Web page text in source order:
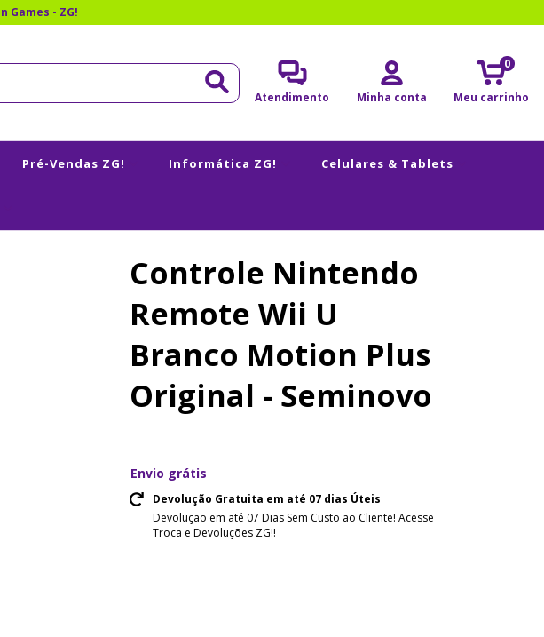
Games - ZG!
Atendimento Minha conta Meu carrinho
0
Pré-Vendas ZG! Informática ZG! Celulares & Tablets
Controle Nintendo
Remote Wii U
Branco Motion Plus
Original - Seminovo
Envio grátis
Devolução Gratuita em até 07 dias Úteis
Devolução em até 07 Dias Sem Custo ao Cliente! Acesse
Troca e Devoluções ZG!!